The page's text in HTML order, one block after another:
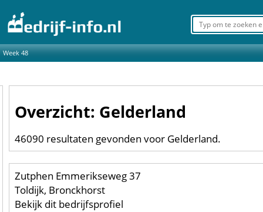
Week 48
Overzicht: Gelderland
46090 resultaten gevonden voor Gelderland.
Zutphen Emmerikseweg 37
Toldijk, Bronckhorst
Bekijk dit bedrijfsprofiel